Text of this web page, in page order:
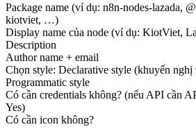
Package name (ví dụ: n8n-nodes-lazada,
kiotviet, …)
Display name của node (ví dụ: KiotViet,
Description
Author name + email
Chọn style: Declarative style (khuyến
Programmatic style
Có cần credentials không? (nếu API cần
Yes)
Có cần icon không?